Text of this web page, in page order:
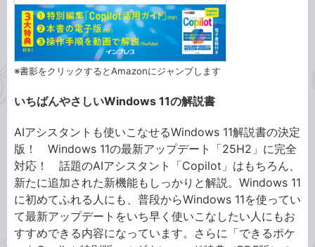
※書影をクリックするとAmazonにジャンプします
いちばんやさしいWindows 11の解説書
AIアシスタントも使いこなせるWindows 11解説書の決定
版！ Windows 11の最新アップデート「25H2」に完全
対応！ 話題のAIアシスタント「Copilot」はもちろん、
新たに追加された新機能もしっかりと解説。Windows 11
に初めてふれる人にも、普段からWindows 11を使ってい
て最新アップデートをいち早く使いこなしたい人にもお
すすめできる内容になっています。さらに「できるポケ